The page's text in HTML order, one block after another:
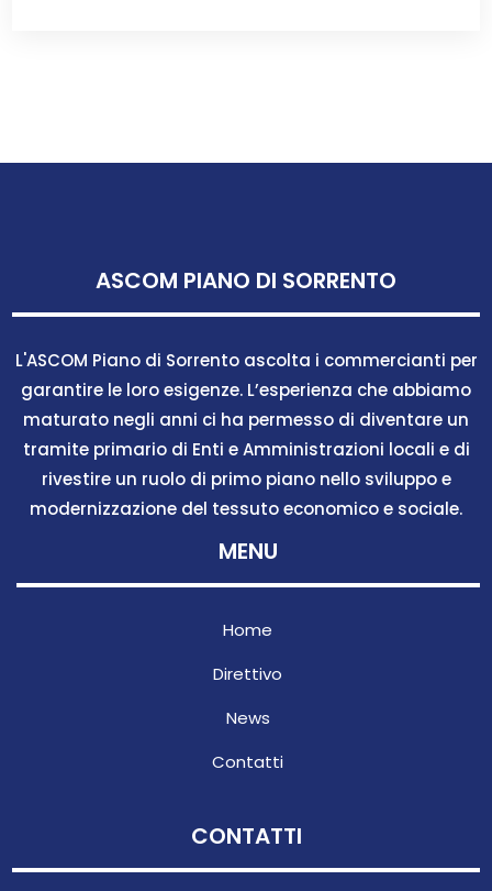
ASCOM PIANO DI SORRENTO
L'ASCOM Piano di Sorrento ascolta i commercianti per
garantire le loro esigenze. L’esperienza che abbiamo
maturato negli anni ci ha permesso di diventare un
tramite primario di Enti e Amministrazioni locali e di
rivestire un ruolo di primo piano nello sviluppo e
modernizzazione del tessuto economico e sociale.
MENU
Home
Direttivo
News
Contatti
CONTATTI